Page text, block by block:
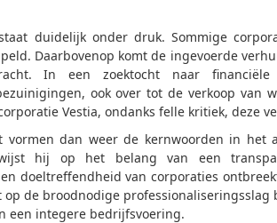
duidelijk onder druk. Sommige
Daarbovenop komt de ingevoerde
In een zoektocht naar financiële
ook over tot de verkoop van
Vestia, ondanks felle kritiek, deze
vormen dan weer de kernwoorden in het
hij op het belang van een
doeltreffendheid van corporaties
de broodnodige professionaliseringsslag
een integere bedrijfsvoering.